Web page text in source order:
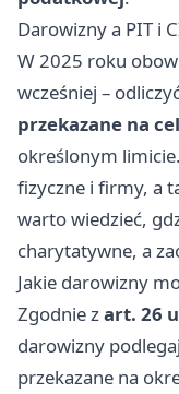
Darowizny a PIT i
W 2025 roku
wcześniej –
przekazane na
określonym
fizyczne i firmy, a
warto wiedzieć,
charytatywne, a
Jakie darowizny
Zgodnie zart. 26
darowizny
przekazane na